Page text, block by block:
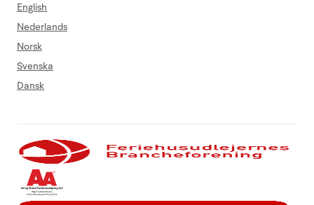
English
Nederlands
Norsk
Svenska
Dansk